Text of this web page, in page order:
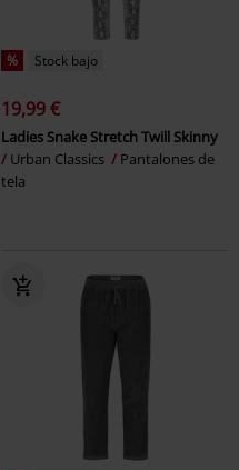
% Stock bajo
19,99 €
Ladies Snake Stretch Twill Skinny
Urban Classics
Pantalones de
tela